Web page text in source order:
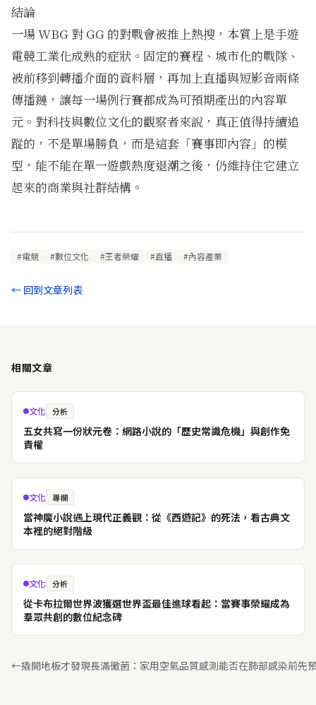
結論
一場 WBG 對 GG 的對戰會被推上熱搜，本質上是手遊
電競工業化成熟的症狀。固定的賽程、城市化的戰隊、
被前移到轉播介面的資料層，再加上直播與短影音兩條
傳播鏈，讓每一場例行賽都成為可預期產出的內容單
元。對科技與數位文化的觀察者來說，真正值得持續追
蹤的，不是單場勝負，而是這套「賽事即內容」的模
型，能不能在單一遊戲熱度退潮之後，仍維持住它建立
起來的商業與社群結構。
#電競 #數位文化 #王者榮耀 #直播 #內容產業
← 回到文章列表
相關文章
文化 分析
五女共寫一份狀元卷：網路小說的「歷史常識危機」與創作免
責權
文化 專欄
當神魔小說遇上現代正義觀：從《西遊記》的死法，看古典文
本裡的絕對階級
文化 分析
從卡布拉爾世界波獲選世界盃最佳進球看起：當賽事榮耀成為
羣眾共創的數位紀念碑
←撬開地板才發現長滿黴菌：家用空氣品質感測能否在肺部感染前先